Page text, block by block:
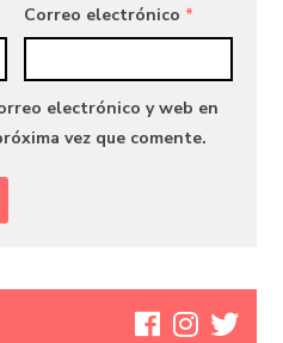
Correo electrónico *
electrónico y web en
vez que comente.